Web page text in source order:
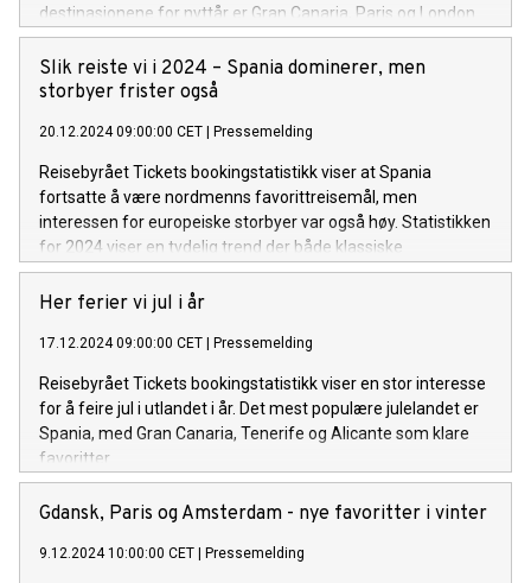
destinasjonene for nyttår er Gran Canaria, Paris og London.
Slik reiste vi i 2024 – Spania dominerer, men
storbyer frister også
20.12.2024 09:00:00 CET Pressemelding
Reisebyrået Tickets bookingstatistikk viser at Spania
fortsatte å være nordmenns favorittreisemål, men
interessen for europeiske storbyer var også høy. Statistikken
for 2024 viser en tydelig trend der både klassiske
solreisemål og spennende storbyer står i sentrum når vi
planlegger reisene våre.
Her ferier vi jul i år
17.12.2024 09:00:00 CET Pressemelding
Reisebyrået Tickets bookingstatistikk viser en stor interesse
for å feire jul i utlandet i år. Det mest populære julelandet er
Spania, med Gran Canaria, Tenerife og Alicante som klare
favoritter.
Gdansk, Paris og Amsterdam - nye favoritter i vinter
9.12.2024 10:00:00 CET Pressemelding